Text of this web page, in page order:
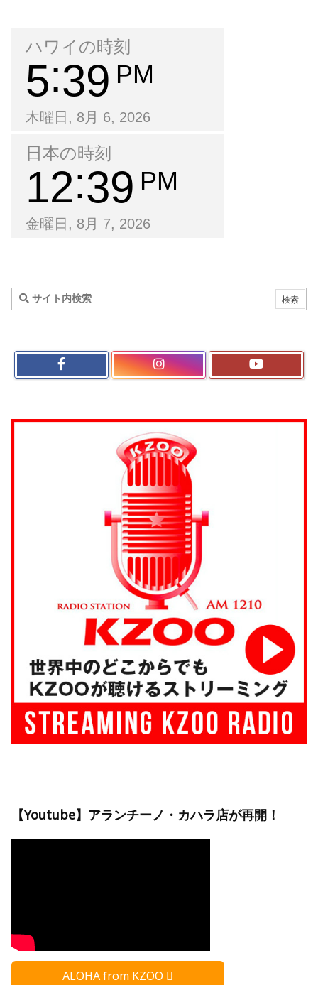
ハワイの時刻
5 39 PM
木曜日, 8月 6, 2026
日本の時刻
12 39 PM
金曜日, 8月 7, 2026
【Youtube】アランチーノ・カハラ店が再開！
ALOHA from KZOO